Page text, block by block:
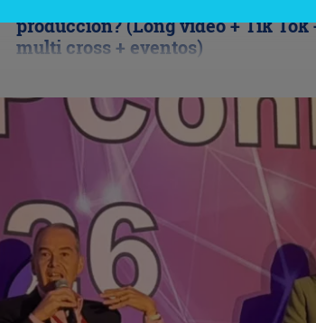
producción? (Long video + Tik Tok
multi cross + eventos)